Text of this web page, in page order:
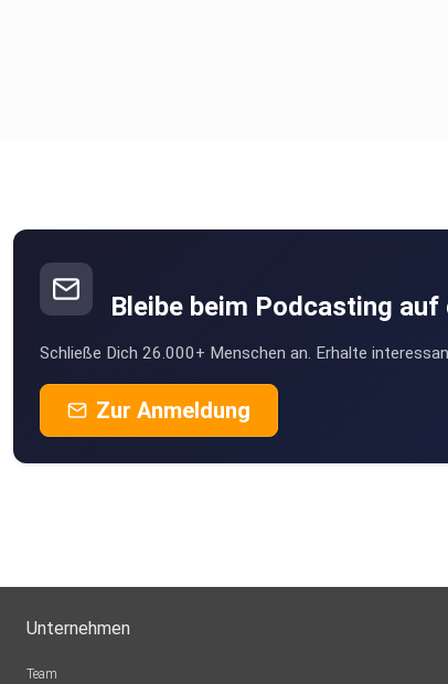
Bleibe beim Podcasting
Schließe Dich 26.000+ Menschen an. Erhalte
Zur Anmeldung
Unternehmen
Team